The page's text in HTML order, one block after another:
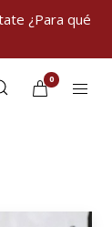
¿Para qué
0